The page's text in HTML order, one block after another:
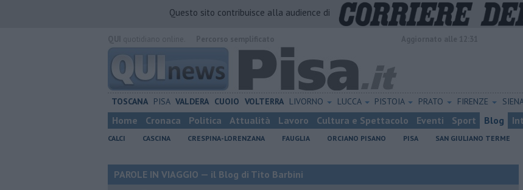
Questo sito contribuisce alla audience di
TOSCANA PISA VALDERA CUOIO VOLTERRA LIVORNO LUCCA PISTOIA PRATO FIRENZE
Home Cronaca Politica Attualità Lavoro Cultura e Spettacolo Eventi Sport Blog
CALCI CASCINA CRESPINA-LORENZANA FAUGLIA ORCIANO PISANO PISA SAN GIULIANO TERME
PAROLE IN VIAGGIO — il Blog di Tito Barbini